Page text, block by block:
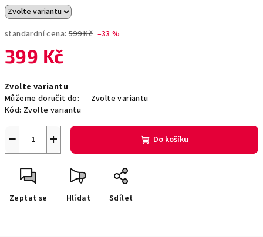
standardní cena: 599 Kč –33 %
399 Kč
cena:
Zvolte variantu
Můžeme doručit do:
Zvolte variantu
Kód: Zvolte variantu
+
− Do košíku
Zeptat se Hlídat Sdílet